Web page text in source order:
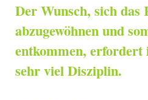
Der Wunsch, sich das
abzugewöhnen und
entkommen, erfordert
sehr viel Disziplin.